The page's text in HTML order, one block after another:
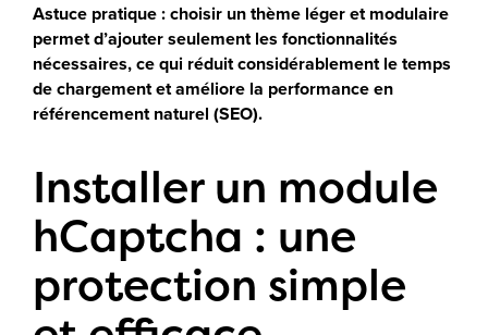
Astuce pratique : choisir un thème léger et modulaire
permet d’ajouter seulement les fonctionnalités
nécessaires, ce qui réduit considérablement le temps
de chargement et améliore la performance en
référencement naturel (SEO).
Installer un module
hCaptcha : une
protection simple